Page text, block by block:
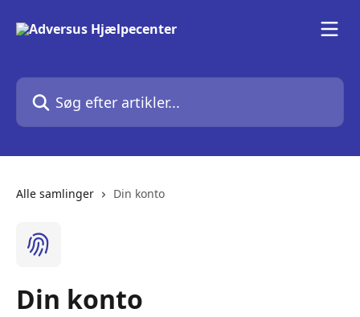
Søg efter artikler...
Alle samlinger Din konto
Din konto